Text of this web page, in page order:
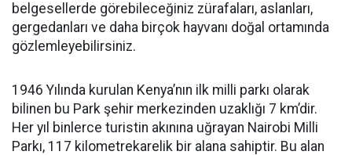
belgesellerde görebileceğiniz zürafaları, aslanları,
gergedanları ve daha birçok hayvanı doğal ortamında
gözlemleyebilirsiniz.
1946 Yılında kurulan Kenya’nın ilk milli parkı olarak
bilinen bu Park şehir merkezinden uzaklığı 7 km’dir.
Her yıl binlerce turistin akınına uğrayan Nairobi Milli
Parkı, 117 kilometrekarelik bir alana sahiptir. Bu alan